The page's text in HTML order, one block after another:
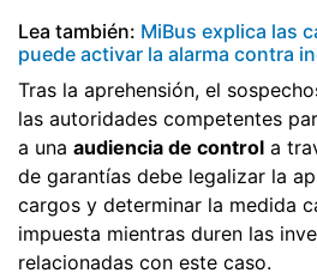
Lea también: MiBus explica las
puede activar la alarma contra
Tras la aprehensión, el
las autoridades competentes
a una audiencia de control a
de garantías debe legalizar la
cargos y determinar la medida
impuesta mientras duren las
relacionadas con este caso.